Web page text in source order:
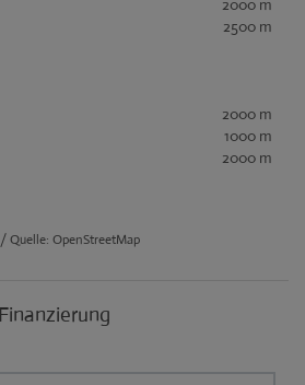
2000 m
2500 m
2000 m
1000 m
2000 m
Quelle: OpenStreetMap